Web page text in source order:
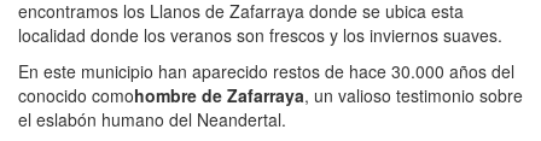
encontramos los Llanos de Zafarraya donde se ubica esta
localidad donde los veranos son frescos y los inviernos suaves.
En este municipio han aparecido restos de hace 30.000 años del
conocido comohombre de Zafarraya, un valioso testimonio sobre
el eslabón humano del Neandertal.